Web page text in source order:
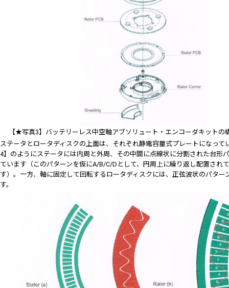
【★写真3】バッテリーレス中空軸アブソリュート・エンコーダキットの
ステータとロータディスクの上面は、それぞれ静電容量式プレートになっ
4】のようにステータには内周と外周、その中間に点線状に分割された台形
ています（このパターンを仮にA/B/C/Dとして、円周上に繰り返し配置され
す）。一方、軸に固定して回転するロータディスクには、正弦波状のパター
す。